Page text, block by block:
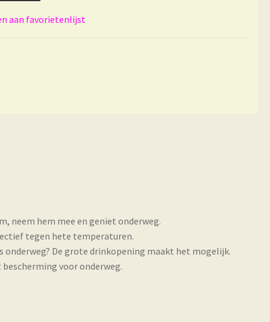
aan favorietenlijst
neem hem mee en geniet onderweg.
tegen hete temperaturen.
De grote drinkopening maakt het mogelijk.
voor onderweg.